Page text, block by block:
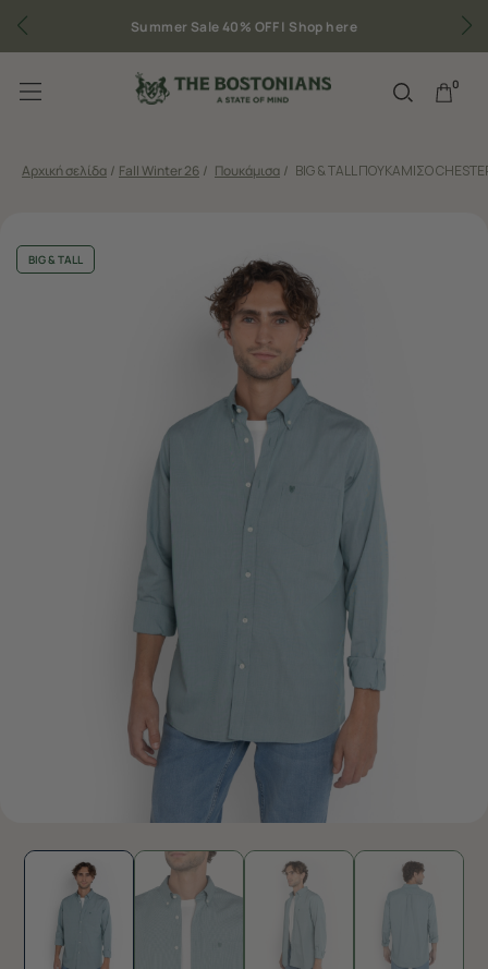
Summer Sale 40% OFF |Shop here
0
Αρχική σελίδα / Fall Winter 26 / Πουκάμισα / BIG & TALL ΠΟΥΚΑΜΙΣΟ
BIG & TALL